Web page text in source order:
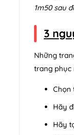
1m50 sau
3
Những
trang phục
Chọn
Hãy
Hãy